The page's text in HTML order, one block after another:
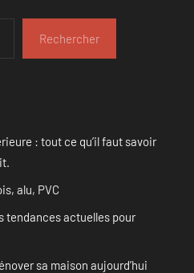
Rechercher
: tout ce qu’il faut savoir
alu, PVC
tendances actuelles pour
sa maison aujourd’hui